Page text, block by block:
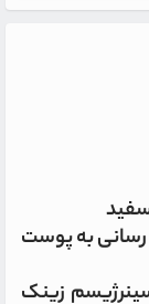
رسانی به پوست
زینک